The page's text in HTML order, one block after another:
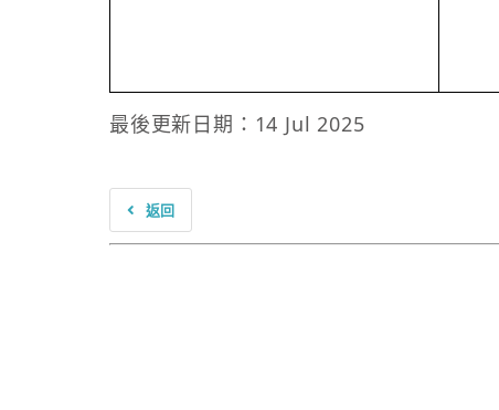
最後更新日期：14 Jul 2025
返回